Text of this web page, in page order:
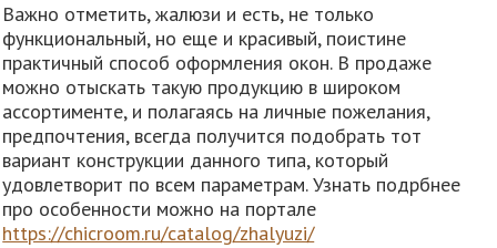
Важно отметить, жалюзи и есть, не только
функциональный, но еще и красивый, поистине
практичный способ оформления окон. В продаже
можно отыскать такую продукцию в широком
ассортименте, и полагаясь на личные пожелания,
предпочтения, всегда получится подобрать тот
вариант конструкции данного типа, который
удовлетворит по всем параметрам. Узнать подрбнее
про особенности можно на портале
https://chicroom.ru/catalog/zhalyuzi/